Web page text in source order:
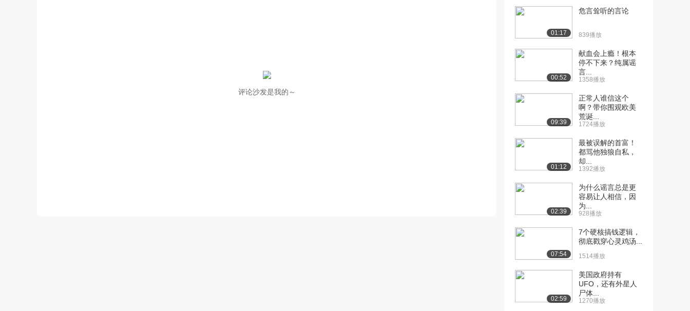
评论沙发是我的～
[10] 5.为啥老祖宗说的不
都对？（下）
1859播放
08:42
[11] 6.性格不同的隐藏密
09:55
[12] 6.性格不同的隐藏密
09:55
[13] 7.利益最大化的“智
07:58
[14] 7.利益最大化的“智
慧”！（下）
轨道在人间...
轨道在人间...
[17] 9.“在商言商”真的是智
01:17
危言耸听的言论
839播放
00:52
献血会上瘾！根本
停不下来？纯属谣
言...
1358播放
09:39
正常人谁信这个
啊？带你围观欧美
荒诞...
1724播放
01:12
最被误解的首富！
都骂他独狼自私，
却...
1392播放
02:39
为什么谣言总是更
容易让人相信，因
为...
928播放
07:54
7个硬核搞钱逻辑，
彻底戳穿心灵鸡汤...
1514播放
02:59
美国政府持有
UFO，还有外星人
尸体...
1270播放